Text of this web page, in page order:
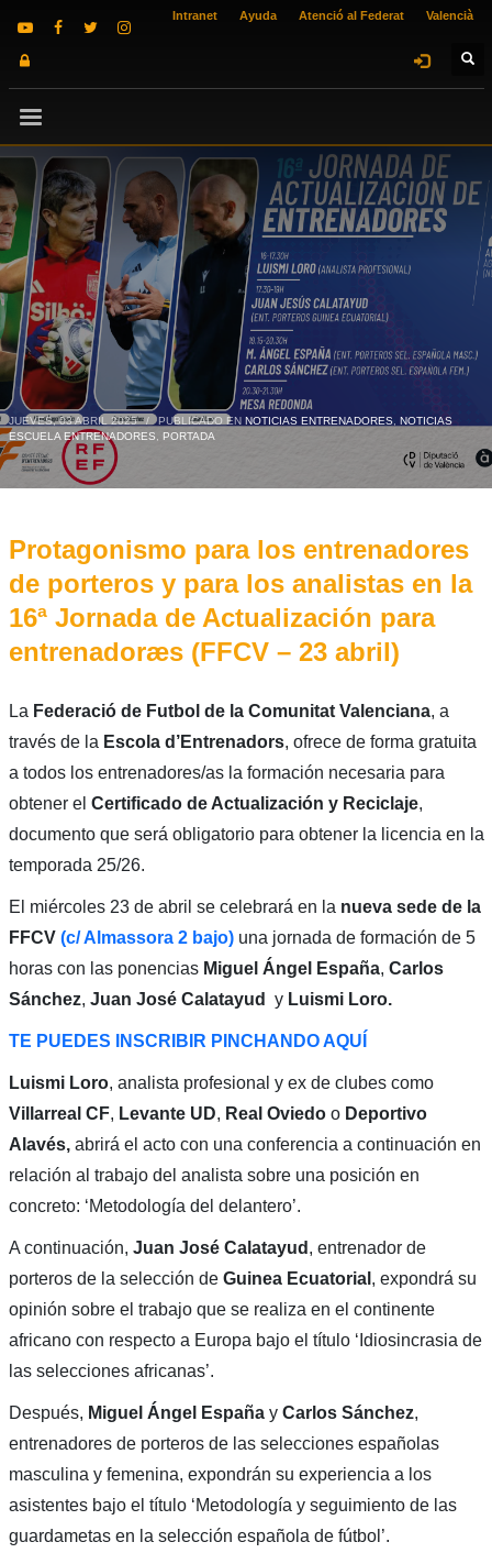
Intranet Ayuda Atenció al Federat Valencià
JUEVES, 03 ABRIL 2025 / PUBLICADO EN NOTICIAS ENTRENADORES, NOTICIAS
ESCUELA ENTRENADORES
PORTADA
Protagonismo para los entrenadores
de porteros y para los analistas en la
16ª Jornada de Actualización para
entrenadoræs (FFCV – 23 abril)
La Federació de Futbol de la Comunitat Valenciana, a
través de la Escola d’Entrenadors, ofrece de forma gratuita
a todos los entrenadores/as la formación necesaria para
obtener el Certificado de Actualización y Reciclaje,
documento que será obligatorio para obtener la licencia en la
temporada 25/26.
El miércoles 23 de abril se celebrará en la nueva sede de la
FFCV (c/ Almassora 2 bajo)una jornada de formación de 5
horas con las ponencias Miguel Ángel España, Carlos
Sánchez, Juan José Calatayud y Luismi Loro.
TE PUEDES INSCRIBIR PINCHANDO AQUÍ
Luismi Loro, analista profesional y ex de clubes como
Villarreal CF, Levante UD, Real Oviedoo Deportivo
Alavés,abrirá el acto con una conferencia a continuación en
relación al trabajo del analista sobre una posición en
concreto: ‘Metodología del delantero’.
A continuación, Juan José Calatayud , entrenador de
porteros de la selección de Guinea Ecuatorial , expondrá su
opinión sobre el trabajo que se realiza en el continente
africano con respecto a Europa bajo el título ‘Idiosincrasia de
las selecciones africanas’.
Después, Miguel Ángel Españay Carlos Sánchez,
entrenadores de porteros de las selecciones españolas
masculina y femenina, expondrán su experiencia a los
asistentes bajo el título ‘Metodología y seguimiento de las
guardametas en la selección española de fútbol’.